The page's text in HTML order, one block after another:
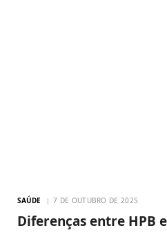
SAÚDE 7 DE OUTUBRO DE 2025
Diferenças entre HPB